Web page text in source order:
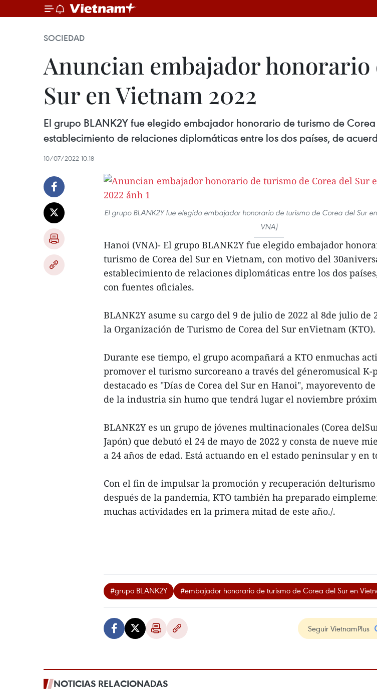
SOCIEDAD
Anuncian embajador honorario
Sur en Vietnam 2022
El grupo BLANK2Y fue elegido embajador honorario de turismo de
establecimiento de relaciones diplomáticas entre los dos países, de
10/07/2022 10:18
El grupo BLANK2Y fue elegido embajador honorario de turismo de Corea del Sur
VNA)
Hanoi (VNA)- El grupo BLANK2Y fue elegido embajador
turismo de Corea del Sur en Vietnam, con motivo del
establecimiento de relaciones diplomáticas entre los dos
con fuentes oficiales.
BLANK2Y asume su cargo del 9 de julio de 2022 al 8de julio de
la Organización de Turismo de Corea del Sur enVietnam (KTO).
Durante ese tiempo, el grupo acompañará a KTO enmuchas
promover el turismo surcoreano a través del géneromusical K-
destacado es "Días de Corea del Sur en Hanoi", mayorevento
de la industria sin humo que tendrá lugar el noviembre
BLANK2Y es un grupo de jóvenes multinacionales (Corea
Japón) que debutó el 24 de mayo de 2022 y consta de nueve
a 24 años de edad. Está actuando en el estado peninsular y en
Con el fin de impulsar la promoción y recuperación delturismo
después de la pandemia, KTO también ha preparado
muchas actividades en la primera mitad de este año./.
#grupo BLANK2Y #embajador honorario de turismo de Corea del Sur en
Seguir VietnamPlus
NOTICIAS RELACIONADAS